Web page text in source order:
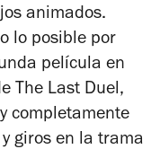
animados.
lo posible por
película en
The Last Duel,
completamente
giros en la trama